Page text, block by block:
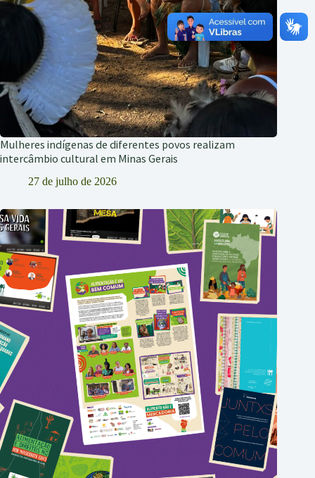
Mulheres indígenas de diferentes povos realizam
intercâmbio cultural em Minas Gerais
27 de julho de 2026